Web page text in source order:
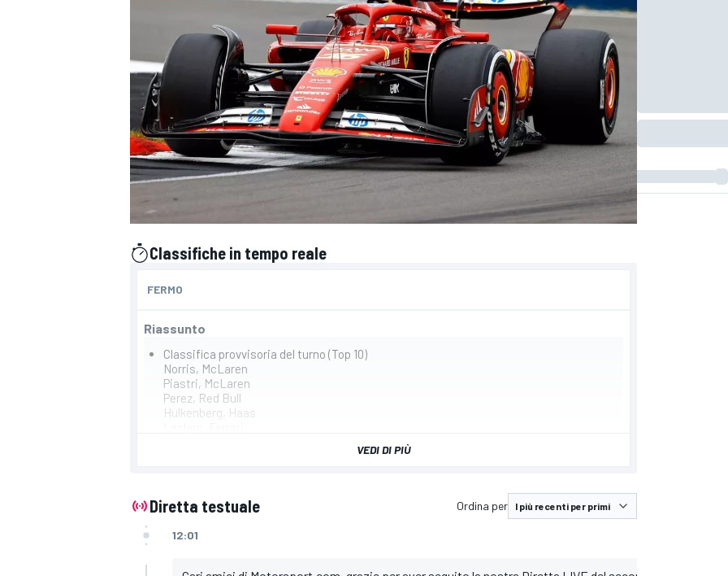
MONOPOSTO
Classifiche in tempo reale
presentato da
FERMO
Riassunto
Classifica provvisoria del turno (Top 10)
Norris, McLaren
Piastri, McLaren
Perez, Red Bull
Hulkenberg, Haas
Russell, Mercedes
VEDI DI PIÙ
Diretta testuale Ordina per
12:01